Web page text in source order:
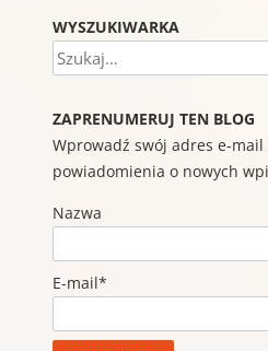
WYSZUKIWARKA
Szukaj
ZAPRENUMERUJ TEN BLOG
Wprowadź swój adres e-
powiadomienia o nowych
Nazwa
E-mail*